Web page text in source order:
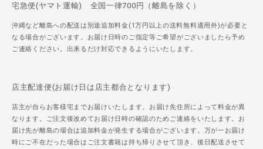
宅急便(ヤマト運輸) 全国一律700円（離島を除く）
沖縄など離島への配送は別途追加料金(1万円以上の送料無料適用外)が必要と
なる場合がございます。お届け日時のご指定等ご希望がございましたら予め
ご連絡ください。出来るだけ対応できるようにいたします。
店主配達便(お届け日は店主都合となります)
店主が自らお客様宅までお届けいたします。お届け先住所によって料金が異
なります。ご注文後改めてお届け日時の確認のためご連絡をいたします。お
届け先が離島の場合は追加料金が発生する場合がございます。万が一お届け
時にご不在だった場合はご注文書籍は持ち帰りさせて頂き、後日配送させて